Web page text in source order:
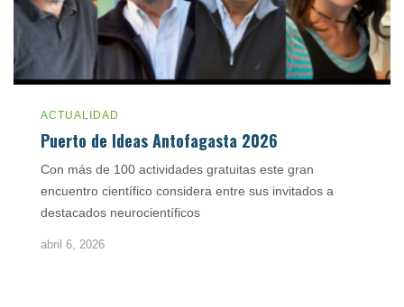
ACTUALIDAD
Puerto de Ideas Antofagasta 2026
Con más de 100 actividades gratuitas este gran
encuentro científico considera entre sus invitados a
destacados neurocientíficos
abril 6, 2026